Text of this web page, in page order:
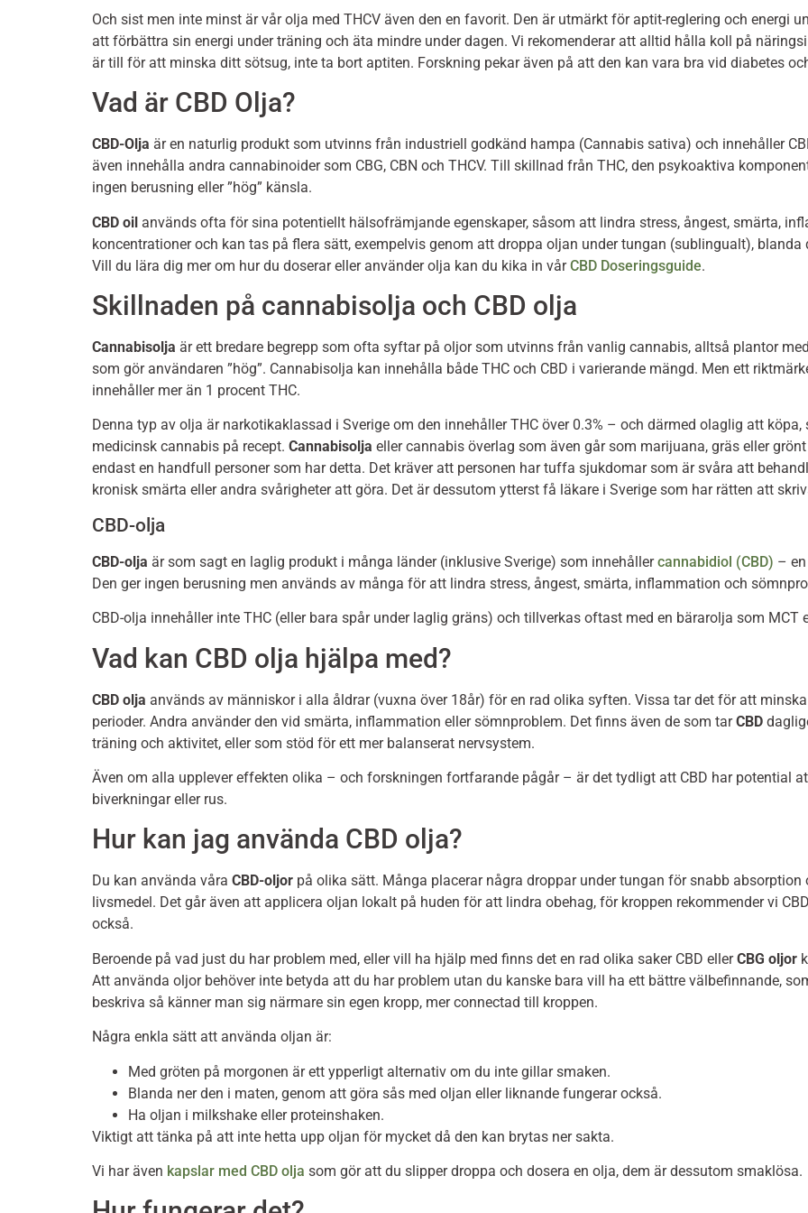
Och sist men inte minst är vår olja med THCV även den en favorit. Den är utmärkt för aptit-reglering och energi
att förbättra sin energi under träning och äta mindre under dagen. Vi rekomenderar att alltid hålla koll på
är till för att minska ditt sötsug, inte ta bort aptiten. Forskning pekar även på att den kan vara bra vid diabetes
Vad är CBD Olja?
CBD-Olja är en naturlig produkt som utvinns från industriell godkänd hampa (Cannabis sativa) och innehåller
även innehålla andra cannabinoider som CBG, CBN och THCV. Till skillnad från THC, den psykoaktiva
ingen berusning eller ”hög” känsla.
CBD oil används ofta för sina potentiellt hälsofrämjande egenskaper, såsom att lindra stress, ångest, smärta,
koncentrationer och kan tas på flera sätt, exempelvis genom att droppa oljan under tungan (sublingualt),
Vill du lära dig mer om hur du doserar eller använder olja kan du kika in vårCBD Doseringsguide.
Skillnaden på cannabisolja och CBD olja
Cannabisolja är ett bredare begrepp som ofta syftar på oljor som utvinns från vanlig cannabis, alltså plantor
som gör användaren ”hög”. Cannabisolja kan innehålla både THC och CBD i varierande mängd. Men ett
innehåller mer än 1 procent THC.
Denna typ av olja är narkotikaklassad i Sverige om den innehåller THC över 0.3% – och därmed olaglig att
medicinsk cannabis på recept. Cannabisolja eller cannabis överlag som även går som marijuana, gräs eller
endast en handfull personer som har detta. Det kräver att personen har tuffa sjukdomar som är svåra att
kronisk smärta eller andra svårigheter att göra. Det är dessutom ytterst få läkare i Sverige som har rätten att
CBD-olja
CBD-olja är som sagt en laglig produkt i många länder (inklusive Sverige) som innehållercannabidiol (CBD) –
Den ger ingen berusning men används av många för att lindra stress, ångest, smärta, inflammation och
CBD-olja innehåller inte THC (eller bara spår under laglig gräns) och tillverkas oftast med en bärarolja som MCT
Vad kan CBD olja hjälpa med?
CBD olja används av människor i alla åldrar (vuxna över 18år) för en rad olika syften. Vissa tar det för att
perioder. Andra använder den vid smärta, inflammation eller sömnproblem. Det finns även de som tarCBD
träning och aktivitet, eller som stöd för ett mer balanserat nervsystem.
Även om alla upplever effekten olika – och forskningen fortfarande pågår – är det tydligt att CBD har potential
biverkningar eller rus.
Hur kan jag använda CBD olja?
Du kan använda våra CBD-oljor på olika sätt. Många placerar några droppar under tungan för snabb
livsmedel. Det går även att applicera oljan lokalt på huden för att lindra obehag, för kroppen rekommender vi
också.
Beroende på vad just du har problem med, eller vill ha hjälp med finns det en rad olika saker CBD ellerCBG oljor
Att använda oljor behöver inte betyda att du har problem utan du kanske bara vill ha ett bättre välbefinnande,
beskriva så känner man sig närmare sin egen kropp, mer connectad till kroppen.
Några enkla sätt att använda oljan är:
Med gröten på morgonen är ett ypperligt alternativ om du inte gillar smaken.
Blanda ner den i maten, genom att göra sås med oljan eller liknande fungerar också.
Ha oljan i milkshake eller proteinshaken.
Viktigt att tänka på att inte hetta upp oljan för mycket då den kan brytas ner sakta.
Vi har även kapslar med CBD olja som gör att du slipper droppa och dosera en olja, dem är dessutom smaklösa.